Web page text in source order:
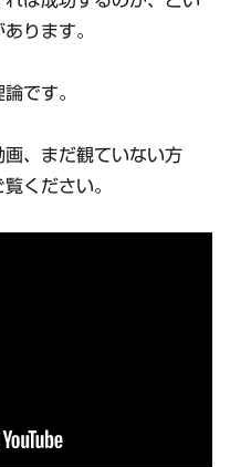
ります。
です。
、まだ観ていない方
ください。